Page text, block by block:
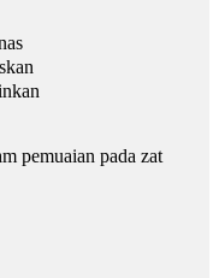
pemuaian pada zat